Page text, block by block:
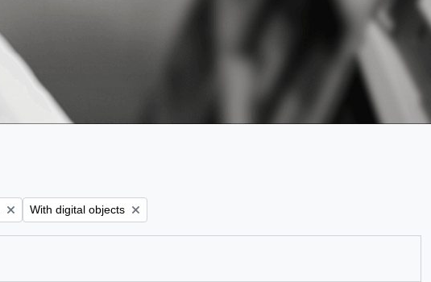
Remove filter:
With digital objects